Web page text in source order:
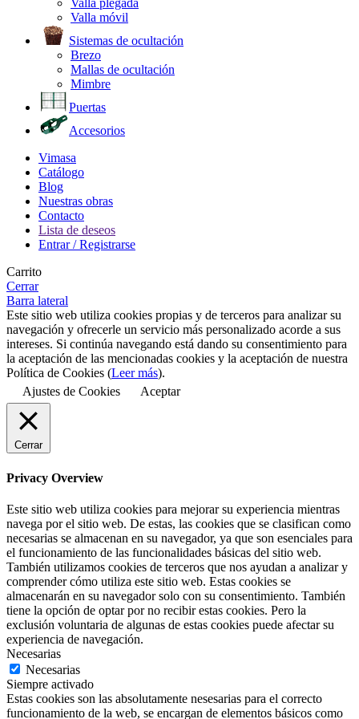
Valla plegada
Valla móvil
Sistemas de ocultación
Brezo
Mallas de ocultación
Mimbre
Puertas
Accesorios
Vimasa
Catálogo
Blog
Nuestras obras
Contacto
Lista de deseos
Entrar / Registrarse
Carrito
Cerrar
Barra lateral
Este sitio web utiliza cookies propias y de terceros para analizar su
navegación y ofrecerle un servicio más personalizado acorde a sus
intereses. Si continúa navegando está dando su consentimiento para
la aceptación de las mencionadas cookies y la aceptación de nuestra
Política de Cookies (Leer más).
Ajustes de Cookies
Aceptar
Cerrar
Privacy Overview
Este sitio web utiliza cookies para mejorar su experiencia mientras
navega por el sitio web. De estas, las cookies que se clasifican como
necesarias se almacenan en su navegador, ya que son esenciales para
el funcionamiento de las funcionalidades básicas del sitio web.
También utilizamos cookies de terceros que nos ayudan a analizar y
comprender cómo utiliza este sitio web. Estas cookies se
almacenarán en su navegador solo con su consentimiento. También
tiene la opción de optar por no recibir estas cookies. Pero la
exclusión voluntaria de algunas de estas cookies puede afectar su
experiencia de navegación.
Necesarias
Necesarias
Siempre activado
Estas cookies son las absolutamente nesesarias para el correcto
funcionamiento de la web, se encargan de elementos básicos como